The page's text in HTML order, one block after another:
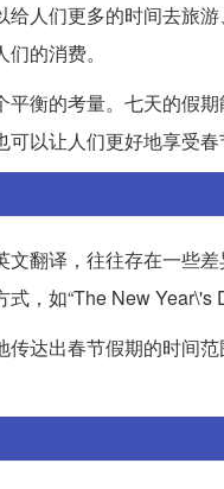
人们更多的时间去旅
的消费。
衡的考量。七天的假
以让人们更好地享受
翻译，往往存在一些
，如“The New Year\'s
达出春节假期的时间